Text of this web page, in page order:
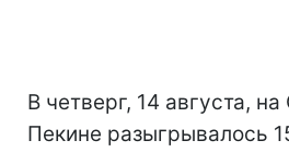
В четверг, 14 августа,
Пекине разыгрывалось